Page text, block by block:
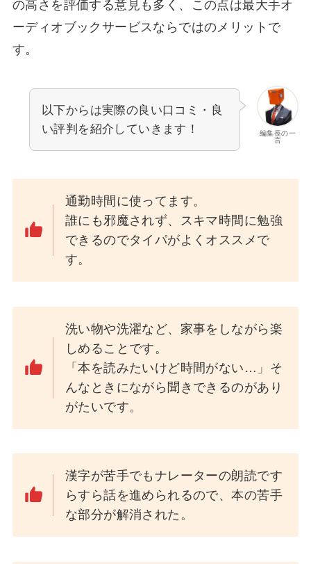
の高さを評価する意見も多く、この点は最大手オ
ーディオブックサービスならではのメリットで
す。
編集長の一
言
以下からは実際の良い口コミ・良
い評判を紹介していきます！
通勤時間に使ってます。
誰にも邪魔されず、スキマ時間に勉強
できるのでタイパがよくオススメで
す。
洗い物や洗濯など、家事をしながら楽
しめることです。
「本を読みたいけど時間がない…」そ
んなときにながら聞きできるのがあり
がたいです。
漢字が苦手でもナレーターの朗読です
らすら話を進められるので、本の苦手
な部分が解消された。